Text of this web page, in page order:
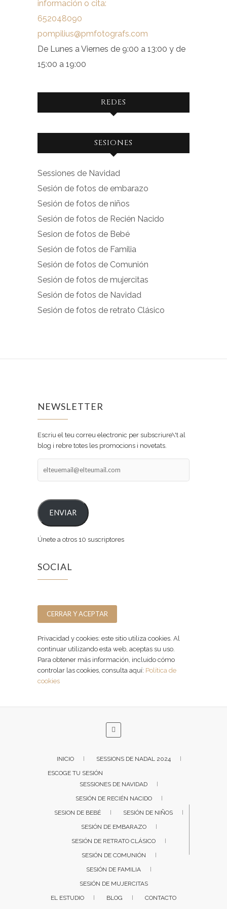
información o cita:
652048090
pompilius@pmfotografs.com
De Lunes a Viernes de 9:00 a 13:00 y de
15:00 a 19:00
REDES
Ver
facebook.com
en
Facebook
Ver
instagram.com
en
Instagram
SESIONES
Sessiones de Navidad
Sesión de fotos de embarazo
Sesión de fotos de niños
Sesión de fotos de Recién Nacido
Sesion de fotos de Bebé
Sesión de fotos de Familia
Sesión de fotos de Comunión
Sesión de fotos de mujercitas
Sesión de fotos de Navidad
Sesión de fotos de retrato Clásico
NEWSLETTER
Escriu el teu correu electronic per subscriure\'t al
blog i rebre totes les promocions i novetats.
ENVIAR
Únete a otros 10 suscriptores
SOCIAL
Privacidad y cookies: este sitio utiliza cookies. Al
continuar utilizando esta web, aceptas su uso.
Para obtener más información, incluido cómo
controlar las cookies, consulta aquí: Política de
cookies
INICIO
SESSIONS DE NADAL 2024
ESCOGE TU SESIÓN
SESSIONES DE NAVIDAD
SESIÓN DE RECIÉN NACIDO
SESION DE BEBÉ
SESIÓN DE NIÑOS
SESIÓN DE EMBARAZO
SESIÓN DE RETRATO CLÁSICO
SESIÓN DE COMUNIÓN
SESIÓN DE FAMILIA
SESIÓN DE MUJERCITAS
EL ESTUDIO
BLOG CONTACTO